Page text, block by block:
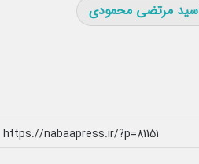
سید مرتضی محمودی